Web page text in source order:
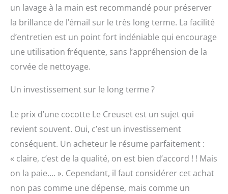
un lavage à la main est recommandé pour préserver
la brillance de l’émail sur le très long terme. La facilité
d’entretien est un point fort indéniable qui encourage
une utilisation fréquente, sans l’appréhension de la
corvée de nettoyage.
Un investissement sur le long terme ?
Le prix d’une cocotte Le Creuset est un sujet qui
revient souvent. Oui, c’est un investissement
conséquent. Un acheteur le résume parfaitement :
« claire, c’est de la qualité, on est bien d’accord ! ! Mais
on la paie…. ». Cependant, il faut considérer cet achat
non pas comme une dépense, mais comme un